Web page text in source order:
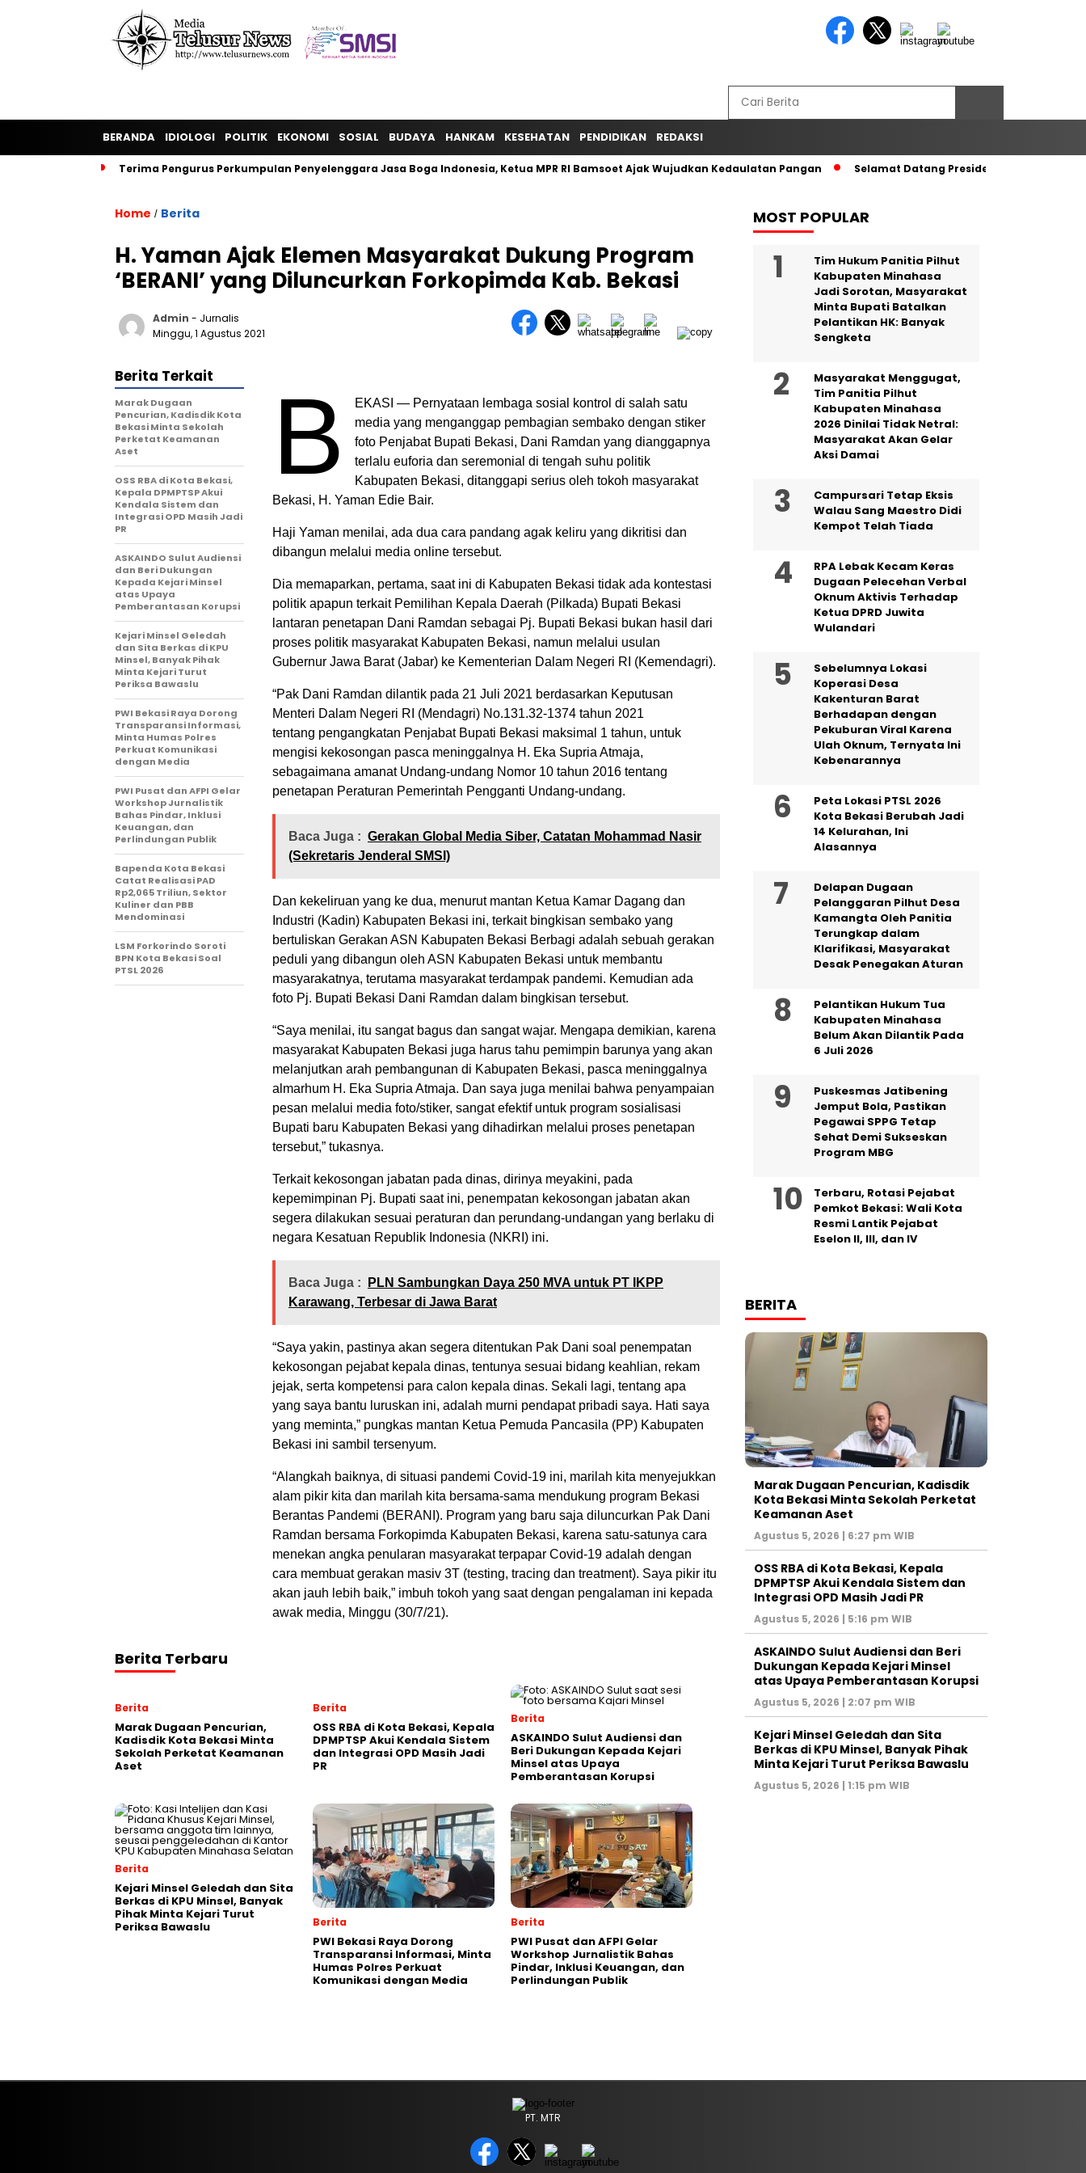
BERANDA IDIOLOGI POLITIK EKONOMI SOSIAL BUDAYA HANKAM KESEHATAN PENDIDIKAN REDAKSI
Terima Pengurus Perkumpulan Penyelenggara Jasa Boga Indonesia, Ketua MPR RI Bamsoet Ajak Wujudkan Kedaulatan Pangan Selamat Datang Presiden RI di Tanah
Home / Berita
H. Yaman Ajak Elemen Masyarakat Dukung Program
‘BERANI’ yang Diluncurkan Forkopimda Kab. Bekasi
Admin - Jurnalis
Minggu, 1 Agustus 2021
B
EKASI — Pernyataan lembaga sosial kontrol di salah satu
media yang menganggap pembagian sembako dengan stiker
foto Penjabat Bupati Bekasi, Dani Ramdan yang dianggapnya
terlalu euforia dan seremonial di tengah suhu politik
Kabupaten Bekasi, ditanggapi serius oleh tokoh masyarakat
Bekasi, H. Yaman Edie Bair.
Haji Yaman menilai, ada dua cara pandang agak keliru yang dikritisi dan
dibangun melalui media online tersebut.
Dia memaparkan, pertama, saat ini di Kabupaten Bekasi tidak ada kontestasi
politik apapun terkait Pemilihan Kepala Daerah (Pilkada) Bupati Bekasi
lantaran penetapan Dani Ramdan sebagai Pj. Bupati Bekasi bukan hasil dari
proses politik masyarakat Kabupaten Bekasi, namun melalui usulan
Gubernur Jawa Barat (Jabar) ke Kementerian Dalam Negeri RI (Kemendagri).
“Pak Dani Ramdan dilantik pada 21 Juli 2021 berdasarkan Keputusan
Menteri Dalam Negeri RI (Mendagri) No.131.32-1374 tahun 2021
tentang pengangkatan Penjabat Bupati Bekasi maksimal 1 tahun, untuk
mengisi kekosongan pasca meninggalnya H. Eka Supria Atmaja,
sebagaimana amanat Undang-undang Nomor 10 tahun 2016 tentang
penetapan Peraturan Pemerintah Pengganti Undang-undang.
Baca Juga : Gerakan Global Media Siber, Catatan Mohammad Nasir
(Sekretaris Jenderal SMSI)
Dan kekeliruan yang ke dua, menurut mantan Ketua Kamar Dagang dan
Industri (Kadin) Kabupaten Bekasi ini, terkait bingkisan sembako yang
bertuliskan Gerakan ASN Kabupaten Bekasi Berbagi adalah sebuah gerakan
peduli yang dibangun oleh ASN Kabupaten Bekasi untuk membantu
masyarakatnya, terutama masyarakat terdampak pandemi. Kemudian ada
foto Pj. Bupati Bekasi Dani Ramdan dalam bingkisan tersebut.
“Saya menilai, itu sangat bagus dan sangat wajar. Mengapa demikian, karena
masyarakat Kabupaten Bekasi juga harus tahu pemimpin barunya yang akan
melanjutkan arah pembangunan di Kabupaten Bekasi, pasca meninggalnya
almarhum H. Eka Supria Atmaja. Dan saya juga menilai bahwa penyampaian
pesan melalui media foto/stiker, sangat efektif untuk program sosialisasi
Bupati baru Kabupaten Bekasi yang dihadirkan melalui proses penetapan
tersebut,” tukasnya.
Terkait kekosongan jabatan pada dinas, dirinya meyakini, pada
kepemimpinan Pj. Bupati saat ini, penempatan kekosongan jabatan akan
segera dilakukan sesuai peraturan dan perundang-undangan yang berlaku di
negara Kesatuan Republik Indonesia (NKRI) ini.
Baca Juga :
PLN Sambungkan Daya 250 MVA untuk PT IKPP
Karawang, Terbesar di Jawa Barat
“Saya yakin, pastinya akan segera ditentukan Pak Dani soal penempatan
kekosongan pejabat kepala dinas, tentunya sesuai bidang keahlian, rekam
jejak, serta kompetensi para calon kepala dinas. Sekali lagi, tentang apa
yang saya bantu luruskan ini, adalah murni pendapat pribadi saya. Hati saya
yang meminta,” pungkas mantan Ketua Pemuda Pancasila (PP) Kabupaten
Bekasi ini sambil tersenyum.
“Alangkah baiknya, di situasi pandemi Covid-19 ini, marilah kita menyejukkan
alam pikir kita dan marilah kita bersama-sama mendukung program Bekasi
Berantas Pandemi (BERANI). Program yang baru saja diluncurkan Pak Dani
Ramdan bersama Forkopimda Kabupaten Bekasi, karena satu-satunya cara
menekan angka penularan masyarakat terpapar Covid-19 adalah dengan
cara membuat gerakan masiv 3T (testing, tracing dan treatment). Saya pikir itu
akan jauh lebih baik,” imbuh tokoh yang saat dengan pengalaman ini kepada
awak media, Minggu (30/7/21).
Berita Terkait
‎Marak Dugaan
Pencurian, Kadisdik Kota
Bekasi Minta Sekolah
Perketat Keamanan
Aset
‎OSS RBA di Kota Bekasi,
Kepala DPMPTSP Akui
Kendala Sistem dan
Integrasi OPD Masih Jadi
PR
ASKAINDO Sulut Audiensi
dan Beri Dukungan
Kepada Kejari Minsel
atas Upaya
Pemberantasan Korupsi
Kejari Minsel Geledah
dan Sita Berkas di KPU
Minsel, Banyak Pihak
Minta Kejari Turut
Periksa Bawaslu
PWI Bekasi Raya Dorong
Transparansi Informasi,
Minta Humas Polres
Perkuat Komunikasi
dengan Media
PWI Pusat dan AFPI Gelar
Workshop Jurnalistik
Bahas Pindar, Inklusi
Keuangan, dan
Perlindungan Publik
Bapenda Kota Bekasi
Catat Realisasi PAD
Rp2,065 Triliun, Sektor
Kuliner dan PBB
Mendominasi
‎LSM Forkorindo Soroti
BPN Kota Bekasi Soal
PTSL 2026 ‎
Berita Terbaru
Berita
‎Marak Dugaan Pencurian,
Kadisdik Kota Bekasi Minta
Sekolah Perketat Keamanan
Aset
Berita
‎OSS RBA di Kota Bekasi, Kepala
DPMPTSP Akui Kendala Sistem
dan Integrasi OPD Masih Jadi
PR
Berita
ASKAINDO Sulut Audiensi dan
Beri Dukungan Kepada Kejari
Minsel atas Upaya
Pemberantasan Korupsi
Berita
Kejari Minsel Geledah dan Sita
Berkas di KPU Minsel, Banyak
Pihak Minta Kejari Turut
Periksa Bawaslu
Berita
PWI Bekasi Raya Dorong
Transparansi Informasi, Minta
Humas Polres Perkuat
Komunikasi dengan Media
Berita
PWI Pusat dan AFPI Gelar
Workshop Jurnalistik Bahas
Pindar, Inklusi Keuangan, dan
Perlindungan Publik
MOST POPULAR
Tim Hukum Panitia Pilhut
Kabupaten Minahasa
Jadi Sorotan, Masyarakat
Minta Bupati Batalkan
Pelantikan HK: Banyak
Sengketa
Masyarakat Menggugat,
Tim Panitia Pilhut
Kabupaten Minahasa
2026 Dinilai Tidak Netral:
Masyarakat Akan Gelar
Aksi Damai
Campursari Tetap Eksis
Walau Sang Maestro Didi
Kempot Telah Tiada
RPA Lebak Kecam Keras
Dugaan Pelecehan Verbal
Oknum Aktivis Terhadap
Ketua DPRD Juwita
Wulandari
Sebelumnya Lokasi
Koperasi Desa
Kakenturan Barat
Berhadapan dengan
Pekuburan Viral Karena
Ulah Oknum, Ternyata Ini
Kebenarannya
Peta Lokasi PTSL 2026
Kota Bekasi Berubah Jadi
14 Kelurahan, Ini
Alasannya
Delapan Dugaan
Pelanggaran Pilhut Desa
Kamangta Oleh Panitia
Terungkap dalam
Klarifikasi, Masyarakat
Desak Penegakan Aturan
Pelantikan Hukum Tua
Kabupaten Minahasa
Belum Akan Dilantik Pada
6 Juli 2026
Puskesmas Jatibening
Jemput Bola, Pastikan
Pegawai SPPG Tetap
Sehat Demi Sukseskan
Program MBG
‎Terbaru, Rotasi Pejabat
Pemkot Bekasi: Wali Kota
Resmi Lantik Pejabat
Eselon II, III, dan IV ‎
BERITA
‎Marak Dugaan Pencurian, Kadisdik
Kota Bekasi Minta Sekolah Perketat
Keamanan Aset
Agustus 5, 2026 | 6:27 pm WIB
‎OSS RBA di Kota Bekasi, Kepala
DPMPTSP Akui Kendala Sistem dan
Integrasi OPD Masih Jadi PR
Agustus 5, 2026 | 5:16 pm WIB
ASKAINDO Sulut Audiensi dan Beri
Dukungan Kepada Kejari Minsel
atas Upaya Pemberantasan Korupsi
Agustus 5, 2026 | 2:07 pm WIB
Kejari Minsel Geledah dan Sita
Berkas di KPU Minsel, Banyak Pihak
Minta Kejari Turut Periksa Bawaslu
Agustus 5, 2026 | 1:15 pm WIB
PT. MTR